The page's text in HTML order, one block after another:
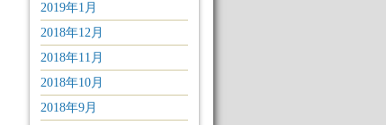
2019年1月
2018年12月
2018年11月
2018年10月
2018年9月